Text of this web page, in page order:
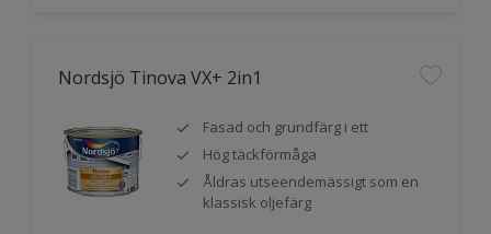
Nordsjö Tinova VX+ 2in1
Fasad och grundfärg i ett
Hög täckförmåga
Åldras utseendemässigt som en
klassisk oljefärg